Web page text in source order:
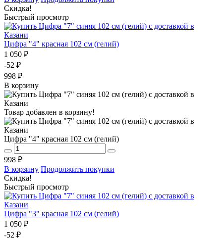
Скидка!
Быстрый просмотр
Цифра "4" красная 102 см (гелий)
1 050 ₽
-52 ₽
998 ₽
В корзину
Товар добавлен в корзину!
Цифра "4" красная 102 см (гелий)
998 ₽
В корзину Продолжить покупки
Скидка!
Быстрый просмотр
Цифра "3" красная 102 см (гелий)
1 050 ₽
-52 ₽